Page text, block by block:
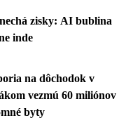
zisky: AI bublina
inde
na dôchodok v
vezmú 60 miliónov
byty